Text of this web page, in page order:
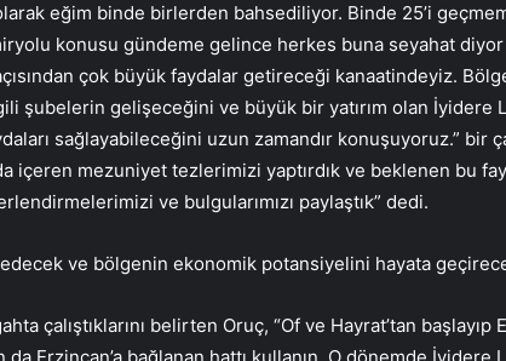
eğim binde birlerden bahsediliyor. Binde 25’i
konusu gündeme gelince herkes buna seyahat
çok büyük faydalar getireceği kanaatindeyiz.
şubelerin gelişeceğini ve büyük bir yatırım olan İyidere
sağlayabileceğini uzun zamandır konuşuyoruz.” bir
içeren mezuniyet tezlerimizi yaptırdık ve beklenen bu
ve bulgularımızı paylaştık” dedi.
ve bölgenin ekonomik potansiyelini hayata
çalıştıklarını belirten Oruç, “Of ve Hayrat’tan başlayıp